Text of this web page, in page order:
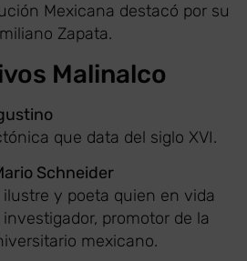
Mexicana destacó por su
Zapata.
Malinalco
que data del siglo XVI.
Schneider
y poeta quien en vida
promotor de la
mexicano.